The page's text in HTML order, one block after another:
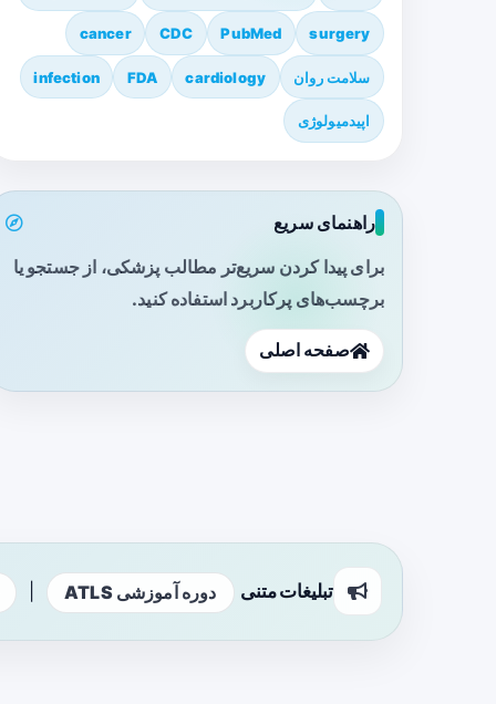
surgery
PubMed
CDC
cancer
سلامت روان cardiology
FDA
infection
اپیدمیولوژی
راهنمای سریع
برای پیدا کردن سریع‌تر مطالب پزشکی، از جستجو یا
برچسب‌های پرکاربرد استفاده کنید.
صفحه اصلی
تبلیغات متنی دوره آموزشی ATLS